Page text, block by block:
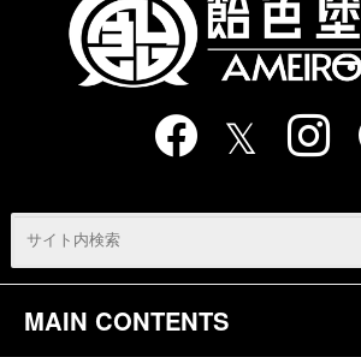
ジ
MAIN CONTENTS